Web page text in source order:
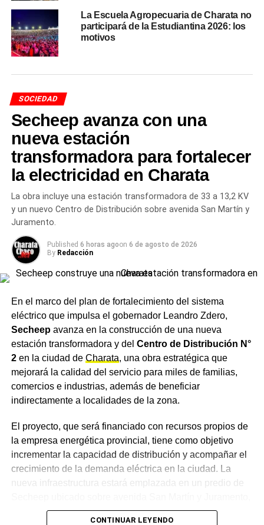
(APA) vigentes para la región al momento de esta
publicación.
Para conocer los registros históricos del
Para seguir todas las
CharataChaco.Net.
TEMAS RELACIONADOS CLIMA CHACO
CLIMA CHARATA
MAYO 2026
NOTICIAS CHARATA
NOTICIAS CHARATA HOY
NOTICIAS DE CHARATA CHACO
PRONÓSTICO CHARATA
TEMPERATURA CHARATA HOY
Acto del 25 de mayo en Charata: el programa
Gobierno Patrio, desde las 8 hasta las 18
NOTICIAS
El 25 de mayo en Charata: qué se come y qué se
La Escuela Agropecuaria de Charata no
participará de la Estudiantina 2026: los
motivos
SOCIEDAD
Secheep avanza con una
nueva estación
transformadora para fortalecer
la electricidad en Charata
La obra incluye una estación transformadora de 33 a 13,2 KV
y un nuevo Centro de Distribución sobre avenida San Martín y
Juramento.
Published 6 horas agoon 6 de agosto de 2026
By Redacción
En el marco del plan de fortalecimiento del sistema
eléctrico que impulsa el gobernador Leandro Zdero,
Secheepavanza en la construcción de una nueva
estación transformadora y del Centro de Distribución N°
2en la ciudad de Charata, una obra estratégica que
mejorará la calidad del servicio para miles de familias,
comercios e industrias, además de beneficiar
indirectamente a localidades de la zona.
El proyecto, que será financiado con recursos propios de
la empresa energética provincial, tiene como objetivo
incrementar la capacidad de distribución y acompañar el
crecimiento de la demanda eléctrica en la ciudad. La
nueva infraestructura estará emplazada en un predio de
donde funcionó la antigua usina eléctrica.
CONTINUAR LEYENDO